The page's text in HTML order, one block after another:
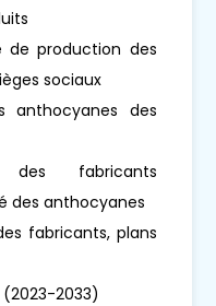
de production des
sociaux
anthocyanes des
fabricants
des anthocyanes
fabricants, plans
2033)